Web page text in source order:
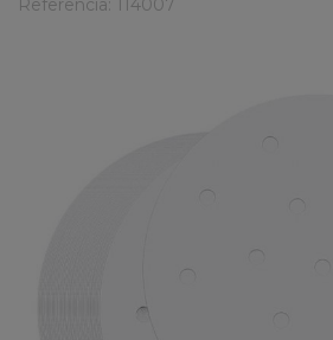
Referencia: 114007